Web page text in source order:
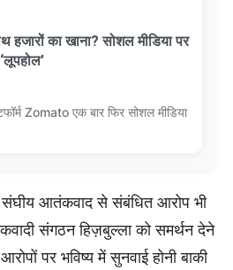
का खाना? सोशल मीडिया पर
Zomato एक बार फिर सोशल मीडिया
आतंकवाद से संबंधित आरोप भी
संगठन हिज़बुल्ला को समर्थन देने
पर भविष्य में सुनवाई होनी बाकी